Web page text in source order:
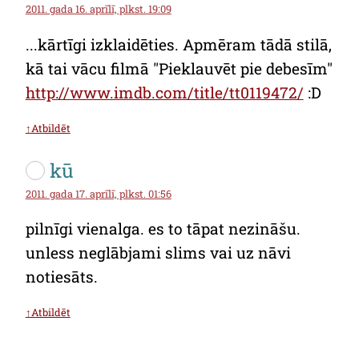
2011. gada 16. aprīlī, plkst. 19:09
...kārtīgi izklaidēties. Apmēram tādā stilā,
kā tai vācu filmā "Pieklauvēt pie debesīm"
http://www.imdb.com/title/tt0119472/ :D
↑Atbildēt
kū
2011. gada 17. aprīlī, plkst. 01:56
pilnīgi vienalga. es to tāpat nezināšu.
unless neglābjami slims vai uz nāvi
notiesāts.
↑Atbildēt